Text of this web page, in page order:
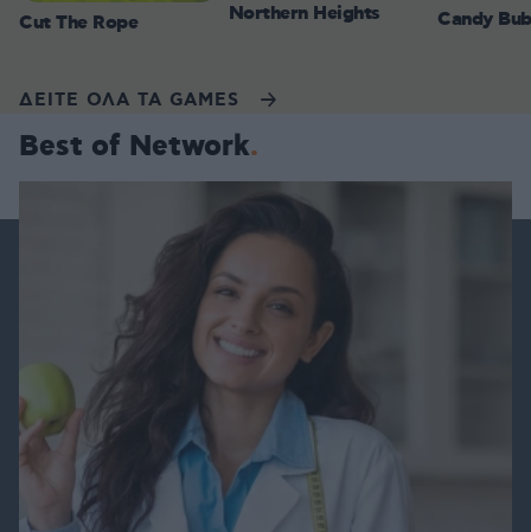
Cut The Rope Northern Heights Candy
ΔΕΙΤΕ ΟΛΑ ΤΑ GAMES
Best of Network